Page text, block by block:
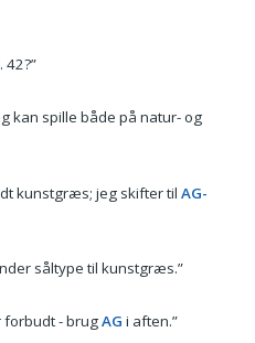
42?”
kan spille både på natur- og
kunstgræs; jeg skifter til AG-
såltype til kunstgræs.”
forbudt - brugAG i aften.”